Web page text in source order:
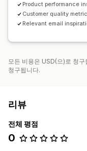
Product performance
Customer quality
Relevant email
모든 비용은 USD(으)로 청
청구됩니다.
리뷰
전체 평점
0